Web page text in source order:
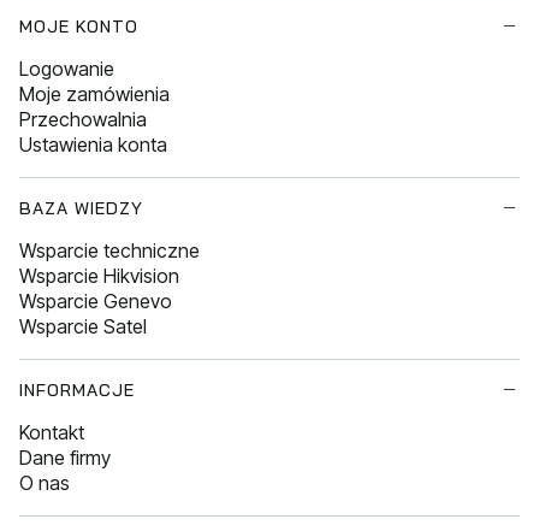
MOJE KONTO
Logowanie
Moje zamówienia
Przechowalnia
Ustawienia konta
BAZA WIEDZY
Wsparcie techniczne
Wsparcie Hikvision
Wsparcie Genevo
Wsparcie Satel
INFORMACJE
Kontakt
Dane firmy
O nas